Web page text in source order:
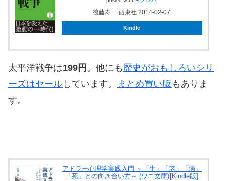
後藤寿一 西東社 2014-02-07
Kindle
太平洋戦争は199円 。他にも 歴史がおもしろいシリ
ーズはセール しています。 まとめ買い版 もありま
す。
アドラー心理学実践入門 ～「生」「老」「病」
「死」との向き合い方～ (ワニ文庫)[Kindle版]